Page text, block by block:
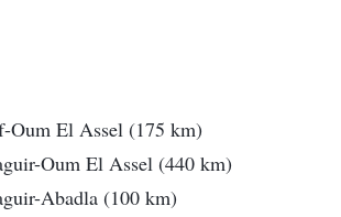
Oum El Assel (175 km)
Oum El Assel (440 km)
Abadla (100 km)